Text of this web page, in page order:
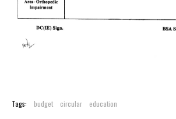
Tags: budget circular education